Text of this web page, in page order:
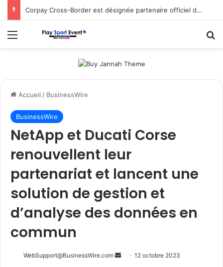
Corpay Cross-Border est désignée partenaire officiel de change d’Ultimate Sevens
Menu
Accueil / BusinessWire
BusinessWire
NetApp et Ducati Corse
renouvellent leur
partenariat et lancent une
solution de gestion et
d’analyse des données en
commun
WebSupport@BusinessWire.com
Envoyer12 octobre 2023